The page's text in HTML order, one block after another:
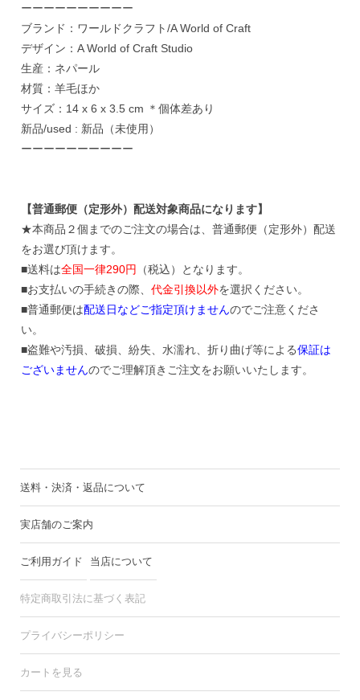
ーーーーーーーーーー
ブランド：ワールドクラフト/A World of Craft
デザイン：A World of Craft Studio
生産：ネパール
材質：羊毛ほか
サイズ：14 x 6 x 3.5 cm ＊個体差あり
新品/used : 新品（未使用）
ーーーーーーーーーー
【普通郵便（定形外）配送対象商品になります】
★本商品２個までのご注文の場合は、普通郵便（定形外）配送
をお選び頂けます。
■送料は全国一律290円
（税込）となります。
■お支払いの手続きの際、 代金引換以外を選択ください。
■普通郵便は配送日などご指定頂けませんのでご注意くださ
い。
■盗難や汚損、破損、紛失、水濡れ、折り曲げ等による保証は
ございませんのでご理解頂きご注文をお願いいたします。
送料・決済・返品について
実店舗のご案内
ご利用ガイド 当店について
特定商取引法に基づく表記
プライバシーポリシー
カートを見る